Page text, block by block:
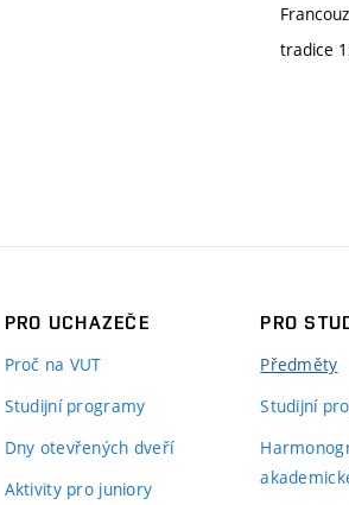
tradice
PRO UCHAZEČE
Proč na VUT
Studijní programy
Dny otevřených dveří
Aktivity pro juniory
PRO
Předměty
Studijní